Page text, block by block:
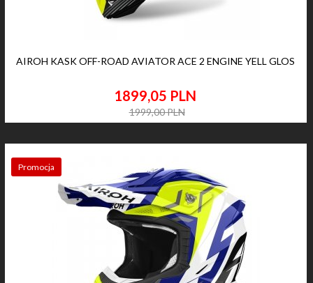
AIROH KASK OFF-ROAD AVIATOR ACE 2 ENGINE YELL GLOS
1899,05 PLN
1999,00 PLN
Promocja